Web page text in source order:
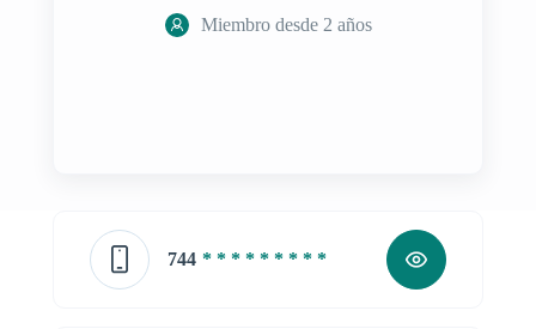
Miembro desde 2 años
744 * * * * * * * * *